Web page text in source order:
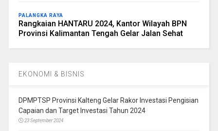
PALANGKA RAYA
Rangkaian HANTARU 2024, Kantor Wilayah BPN
Provinsi Kalimantan Tengah Gelar Jalan Sehat
EKONOMI & BISNIS
DPMPTSP Provinsi Kalteng Gelar Rakor Investasi Pengisian
Capaian dan Target Investasi Tahun 2024
23 September 2024